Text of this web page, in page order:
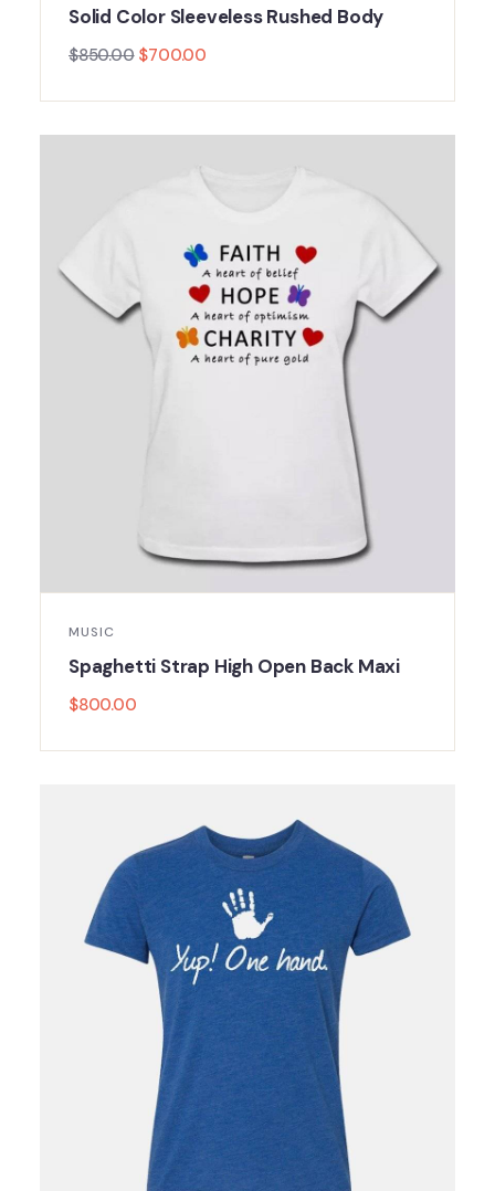
Solid Color Sleeveless Rushed Body
$850.00 $700.00
MUSIC
Spaghetti Strap High Open Back Maxi
$800.00